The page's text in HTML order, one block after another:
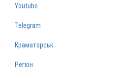
Youtube
Telegram
Краматорськ
Регіон